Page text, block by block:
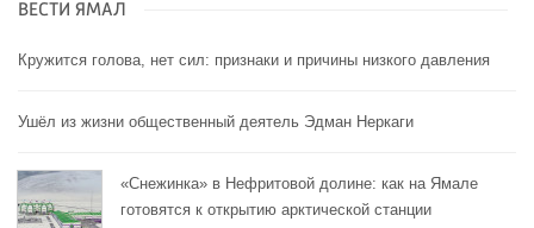
ВЕСТИ ЯМАЛ
Кружится голова, нет сил: признаки и причины низкого давления
Ушёл из жизни общественный деятель Эдман Неркаги
«Снежинка» в Нефритовой долине: как на Ямале
готовятся к открытию арктической станции